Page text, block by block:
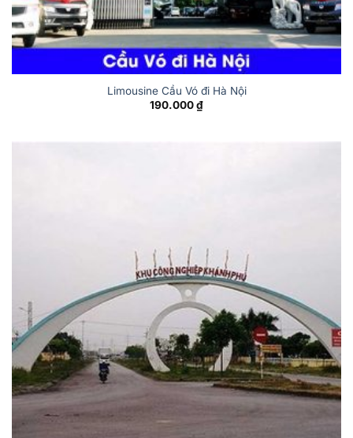
Limousine Cầu Vó đi Hà Nội
190.000₫